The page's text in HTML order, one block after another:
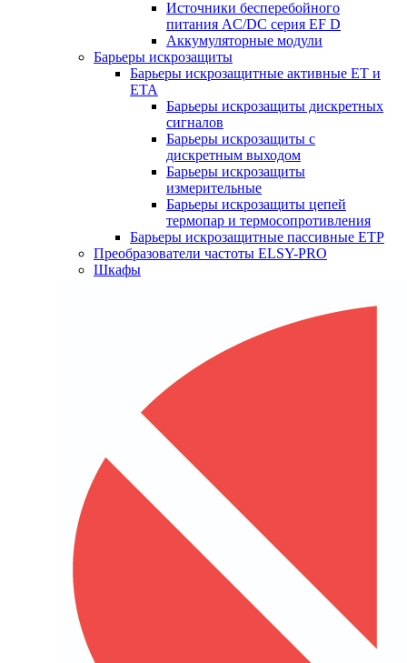
Источники бесперебойного
питания AC/DC серия EF D
Аккумуляторные модули
Барьеры искрозащиты
Барьеры искрозащитные активные ET и
ETA
Барьеры искрозащиты дискретных
сигналов
Барьеры искрозащиты с
дискретным выходом
Барьеры искрозащиты
измерительные
Барьеры искрозащиты цепей
термопар и термосопротивления
Барьеры искрозащитные пассивные ЕТР
Преобразователи частоты ELSY-PRO
Шкафы